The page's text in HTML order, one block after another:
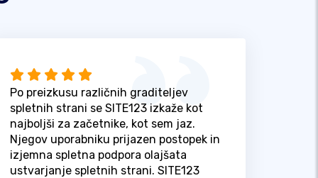
Po preizkusu različnih graditeljev
spletnih strani se SITE123 izkaže kot
najboljši za začetnike, kot sem jaz.
Njegov uporabniku prijazen postopek in
izjemna spletna podpora olajšata
ustvarjanje spletnih strani. SITE123